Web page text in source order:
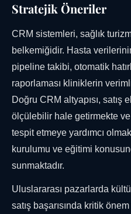
Stratejik Öneriler
CRM sistemleri, sağlık
belkemiğidir. Hasta
pipeline takibi, otomatik
raporlaması kliniklerin
Doğru CRM altyapısı, satış
ölçülebilir hale getirmekte
tespit etmeye yardımcı
kurulumu ve eğitimi
sunmaktadır.
Uluslararası pazarlarda
satış başarısında kritik